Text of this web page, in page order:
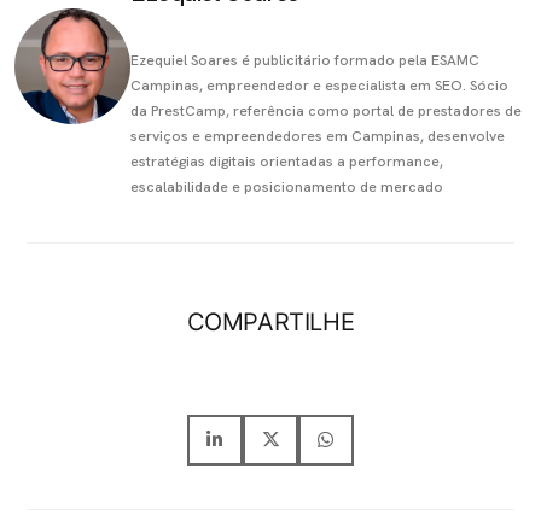
Ezequiel Soares é publicitário formado pela ESAMC
Campinas, empreendedor e especialista em SEO. Sócio
da PrestCamp, referência como portal de prestadores de
serviços e empreendedores em Campinas, desenvolve
estratégias digitais orientadas a performance,
escalabilidade e posicionamento de mercado
COMPARTILHE